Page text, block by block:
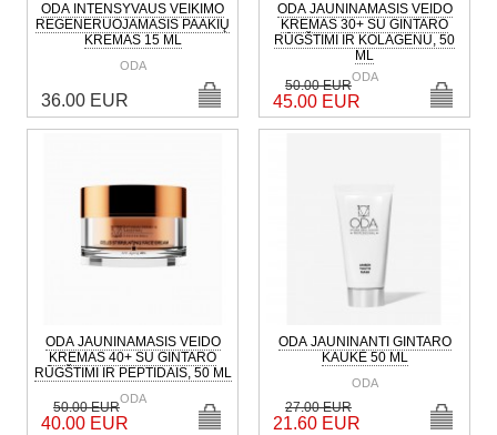
ODA INTENSYVAUS VEIKIMO
REGENERUOJAMASIS PAAKIŲ
KREMAS 15 ML
ODA
36.00 EUR
ODA JAUNINAMASIS VEIDO
KREMAS 30+ SU GINTARO
RŪGŠTIMI IR KOLAGENU, 50
ML
ODA
50.00 EUR
45.00 EUR
ODA JAUNINAMASIS VEIDO
KREMAS 40+ SU GINTARO
RŪGŠTIMI IR PEPTIDAIS, 50 ML
ODA
50.00 EUR
40.00 EUR
ODA JAUNINANTI GINTARO
KAUKĖ 50 ML
ODA
27.00 EUR
21.60 EUR